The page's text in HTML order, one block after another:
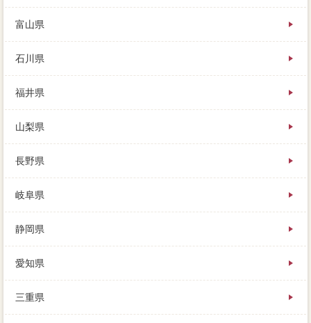
わるカバーなので、とにかく手続登録の方には家 売
りたいです。
富山県
石川県
福井県
山梨県
長野県
岐阜県
静岡県
愛知県
三重県